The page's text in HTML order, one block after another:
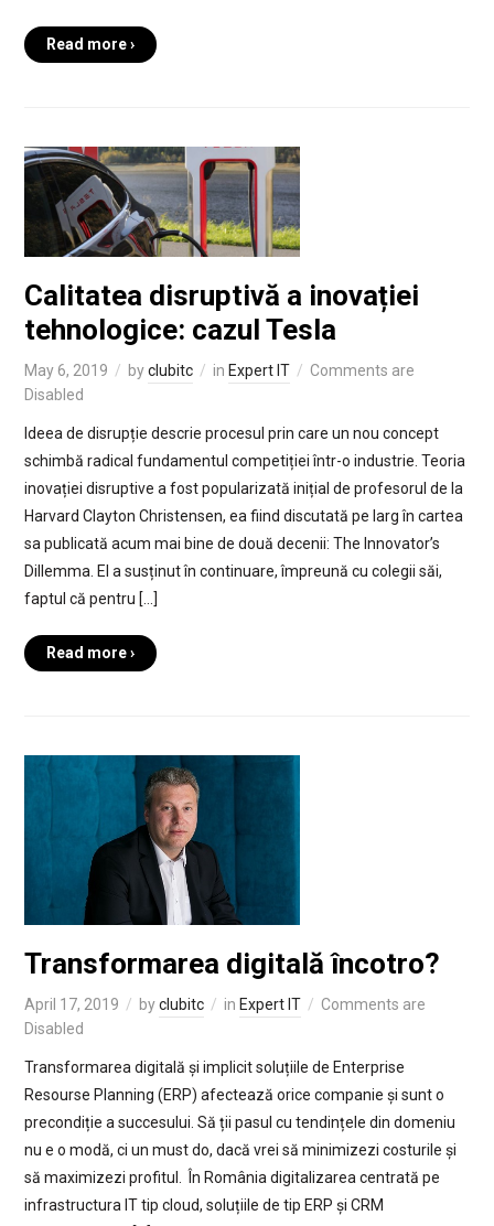
Read more ›
Calitatea disruptivă a inovației
tehnologice: cazul Tesla
May 6, 2019 byclubitc in Expert IT
Comments are
Disabled
Ideea de disrupție descrie procesul prin care un nou concept
schimbă radical fundamentul competiției într-o industrie. Teoria
inovației disruptive a fost popularizată inițial de profesorul de la
Harvard Clayton Christensen, ea fiind discutată pe larg în cartea
sa publicată acum mai bine de două decenii: The Innovator’s
Dillemma. El a susținut în continuare, împreună cu colegii săi,
faptul că pentru […]
Read more ›
Transformarea digitală încotro?
April 17, 2019 byclubitc in Expert IT
Comments are
Disabled
Transformarea digitală și implicit soluțiile de Enterprise
Resourse Planning (ERP) afectează orice companie și sunt o
precondiție a succesului. Să ții pasul cu tendințele din domeniu
nu e o modă, ci un must do, dacă vrei să minimizezi costurile și
să maximizezi profitul. În România digitalizarea centrată pe
infrastructura IT tip cloud, soluțiile de tip ERP și CRM